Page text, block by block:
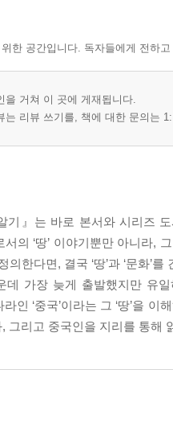
한 공간입니다. 독자들에게 전하
을 거쳐 이 곳에 게재됩니다.
는 리뷰 쓰기를, 책에 대한 문의는
기』는 바로 본서와 시리즈
의 ‘땅’ 이야기뿐만 아니라,
의한다면, 결국 ‘땅’과 ‘문화
데 가장 늦게 출발했지만 유
인 ‘중국’이라는 그 ‘땅’을
그리고 중국인을 지리를 통해